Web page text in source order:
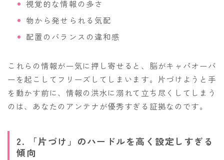
視覚的な情報の多さ
物から発せられる気配
配置のバランスの違和感
これらの情報が一気に押し寄せると、脳がキャパオーバ
ーを起こしてフリーズしてしまいます。片づけようと手
を動かす前に、情報の洪水に溺れて立ち尽くしてしまう
のは、あなたのアンテナが優秀すぎる証拠なのです。
2. 「片づけ」のハードルを高く設定しすぎる
傾向